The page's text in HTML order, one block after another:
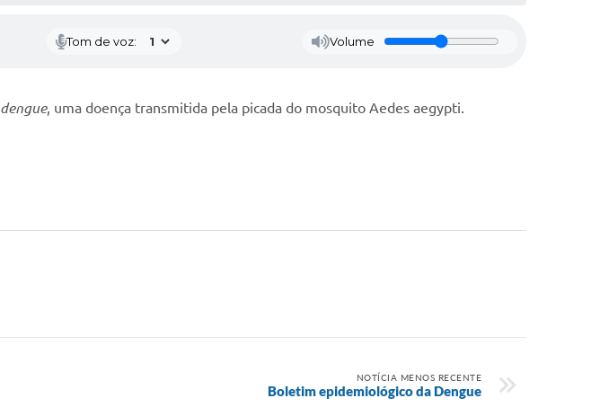
Tom de voz: Volume
dengue, uma doença transmitida pela picada do mosquito Aedes aegypti.
NOTÍCIA MENOS RECENTE
Boletim epidemiológico da Dengue